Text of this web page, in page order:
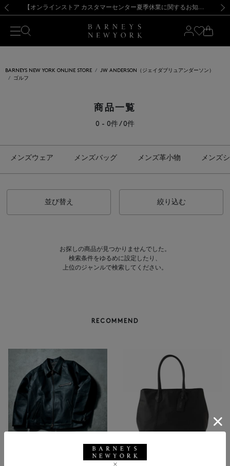
新規登録のお客様も対象！＜MY BARNEYS＞会員のお客様は11,000円（税込）以上のお買上げで常時送料無料！お買い物の際は会員登録を！
【夏季休業に伴う出荷一時停止のお知らせ】(2026.8.7) 【オンラインストア カスタマーセンター夏季休業に関するお知らせ】（2026.8.7）
【夏季休業に伴う返品・交換承り一時停止のお知らせ】（2026.8.5）
熊本県を中心とした地震の影響によるお荷物のお届けについて
【開催中】SUMMER SALEのご案内・ご注意事項 新規登録のお客様も対象！＜MY BARNEYS＞会員のお客様は11,000円（税込）以上のお買上げで常時送料無料！お買い物の際は会員登録を！
【夏季休業に伴う出荷一時停止のお知らせ】(2026.8.7)
BARNEYS NEW YORK ONLINE STORE
JW ANDERSON（ジェイダブリュアンダーソン）
ゴルフ
商品一覧
0 - 0件 / 0件
メンズウェア メンズバッグ メンズ革小物 メンズ
並び替え 絞り込む
お探しの商品が見つかりませんでした。
検索条件をゆるめに設定したり、
上位のジャンルで検索してください。
RECOMMEND
BARNEYS NEW YORK